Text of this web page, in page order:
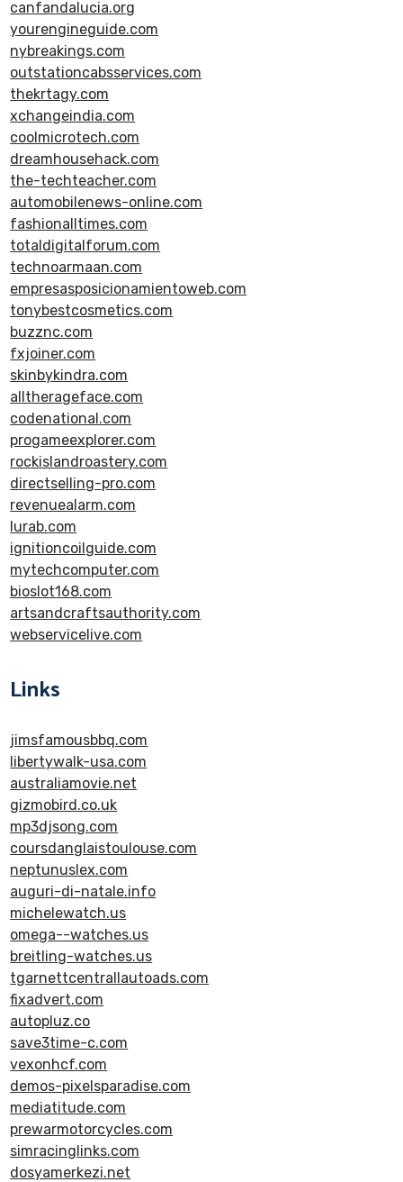
canfandalucia.org
yourengineguide.com
nybreakings.com
outstationcabsservices.com
thekrtagy.com
xchangeindia.com
coolmicrotech.com
dreamhousehack.com
the-techteacher.com
automobilenews-online.com
fashionalltimes.com
totaldigitalforum.com
technoarmaan.com
empresasposicionamientoweb.com
tonybestcosmetics.com
buzznc.com
fxjoiner.com
skinbykindra.com
alltherageface.com
codenational.com
progameexplorer.com
rockislandroastery.com
directselling-pro.com
revenuealarm.com
lurab.com
ignitioncoilguide.com
mytechcomputer.com
bioslot168.com
artsandcraftsauthority.com
webservicelive.com
Links
jimsfamousbbq.com
libertywalk-usa.com
australiamovie.net
gizmobird.co.uk
mp3djsong.com
coursdanglaistoulouse.com
neptunuslex.com
auguri-di-natale.info
michelewatch.us
omega--watches.us
breitling-watches.us
tgarnettcentrallautoads.com
fixadvert.com
autopluz.co
save3time-c.com
vexonhcf.com
demos-pixelsparadise.com
mediatitude.com
prewarmotorcycles.com
simracinglinks.com
dosyamerkezi.net